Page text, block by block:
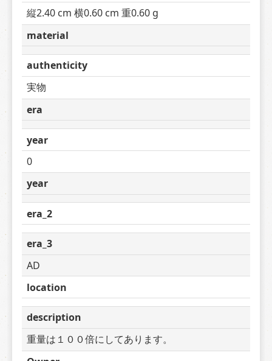
縦2.40 cm 横0.60 cm 重0.60 g
material
authenticity
実物
era
year
0
year
era_2
era_3
AD
location
description
重量は１００倍にしてあります。